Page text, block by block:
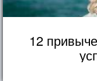
12